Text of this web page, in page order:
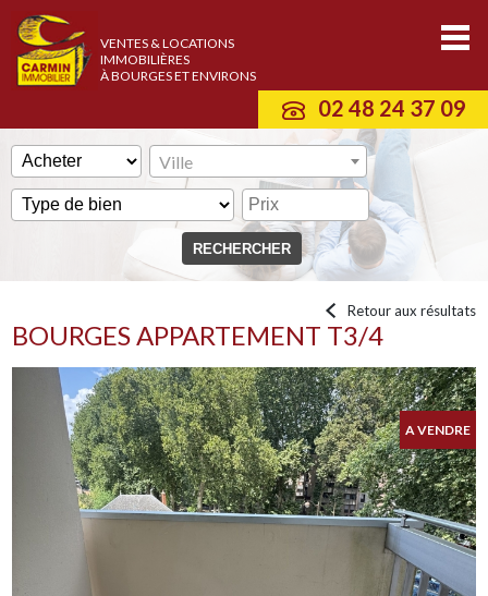
VENTES & LOCATIONS
IMMOBILIÈRES
À BOURGES ET ENVIRONS
02 48 24 37 09
Ville
Retour aux résultats
BOURGES APPARTEMENT T3/4
A VENDRE